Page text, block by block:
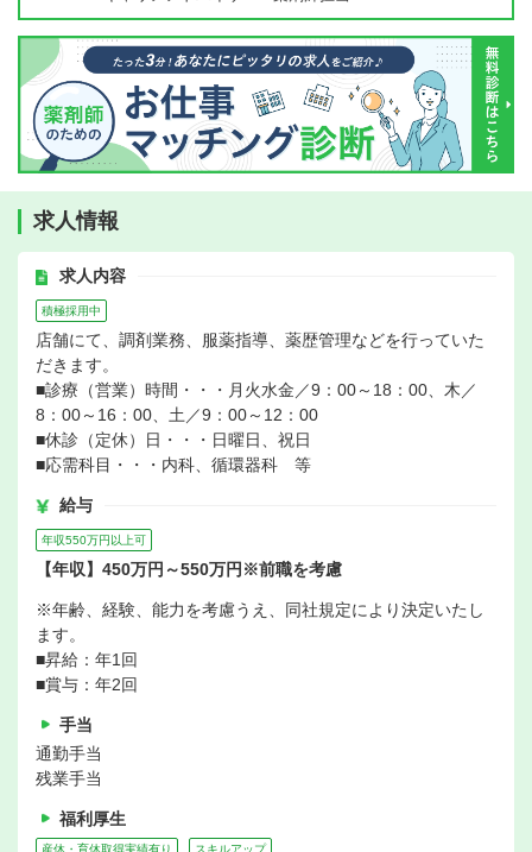
求人情報
求人内容
積極採用中
店舗にて、調剤業務、服薬指導、薬歴管理などを行っていた
だきます。
■診療（営業）時間・・・月火水金／9：00～18：00、木／
8：00～16：00、土／9：00～12：00
■休診（定休）日・・・日曜日、祝日
■応需科目・・・内科、循環器科 等
給与
年収550万円以上可
【年収】450万円～550万円※前職を考慮
※年齢、経験、能力を考慮うえ、同社規定により決定いたし
ます。
■昇給：年1回
■賞与：年2回
手当
通勤手当
残業手当
福利厚生